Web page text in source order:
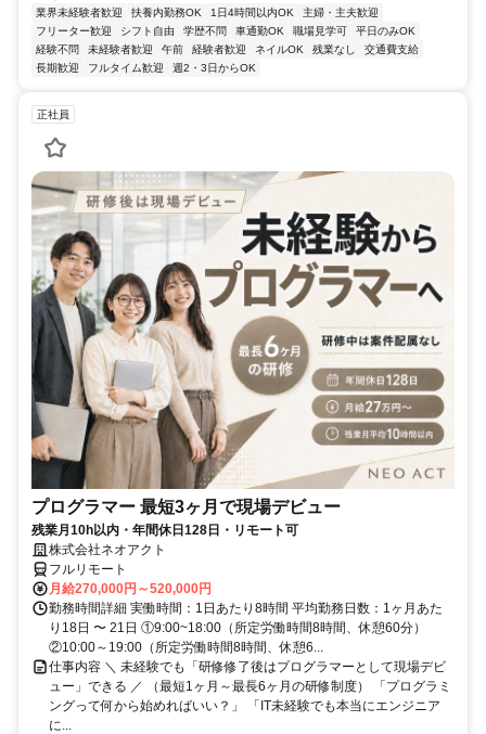
業界未経験者歓迎 扶養内勤務OK 1日4時間以内OK
主婦・主夫歓迎
フリーター歓迎
シフト自由 学歴不問 車通勤OK 職場見学可
平日のみOK
経験不問
未経験者歓迎 午前 経験者歓迎 ネイルOK 残業なし
交通費支給
長期歓迎
フルタイム歓迎 週2・3日からOK
正社員
プログラマー 最短3ヶ月で現場デビュー
残業月10h以内・年間休日128日・リモート可
株式会社ネオアクト
フルリモート
月給270,000円～520,000円
勤務時間詳細 実働時間：1日あたり8時間 平均勤務日数：1ヶ月あた
り18日 〜 21日 ①9:00~18:00（所定労働時間8時間、休憩60分）
②10:00～19:00（所定労働時間8時間、休憩6...
仕事内容 ＼ 未経験でも「研修修了後はプログラマーとして現場デビ
ュー」できる ／ （最短1ヶ月～最長6ヶ月の研修制度） 「プログラミ
ングって何から始めればいい？」 「IT未経験でも本当にエンジニア
に...